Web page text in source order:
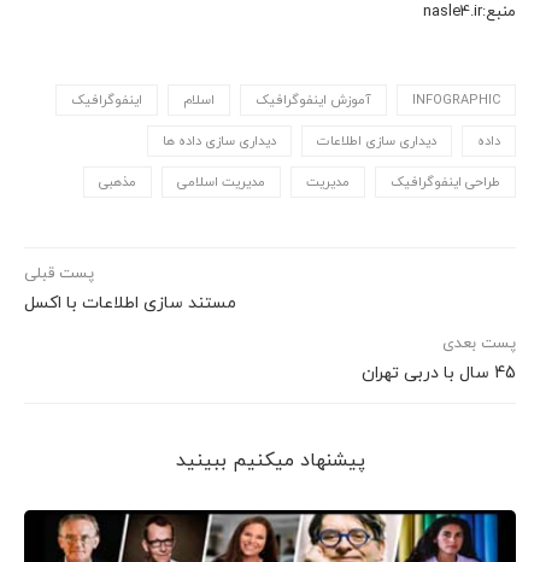
منبع:nasle4.ir
INFOGRAPHIC آموزش اینفوگرافیک اسلام اینفوگرافیک
داده دیداری سازی اطلاعات دیداری سازی داده ها
طراحی اینفوگرافیک مدیریت مدیریت اسلامی مذهبی
پست قبلی
مستند سازی اطلاعات با اکسل
پست بعدی
45 سال با دربی تهران
پیشنهاد می‎کنیم ببینید